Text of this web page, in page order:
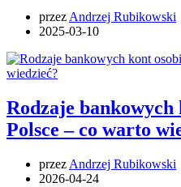
przez Andrzej Rubikowski
2025-03-10
Rodzaje bankowych
Polsce – co warto
przez Andrzej Rubikowski
2026-04-24